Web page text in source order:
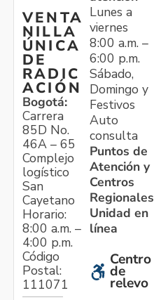
VENTA
NILLA
ÚNICA
DE
RADIC
ACIÓN
Bogotá:
Carrera
85D No.
46A – 65
Complejo
logístico
San
Cayetano
Horario:
8:00 a.m. –
4:00 p.m.
Código
Postal:
111071
Lunes a
viernes
8:00 a.m. –
6:00 p.m.
Sábado,
Domingo y
Festivos
Auto
consulta
Puntos de
Atención y
Centros
Regionales
Unidad en
línea
Centro
de
relevo